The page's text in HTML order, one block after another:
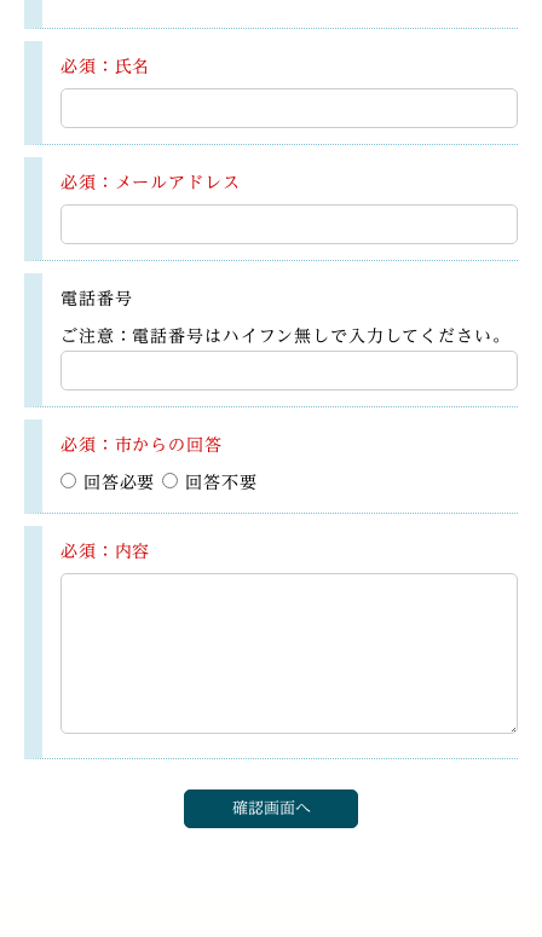
必須：氏名
必須：メールアドレス
電話番号
ご注意：電話番号はハイフン無しで入力してください。
必須：市からの回答
回答必要 回答不要
必須：内容